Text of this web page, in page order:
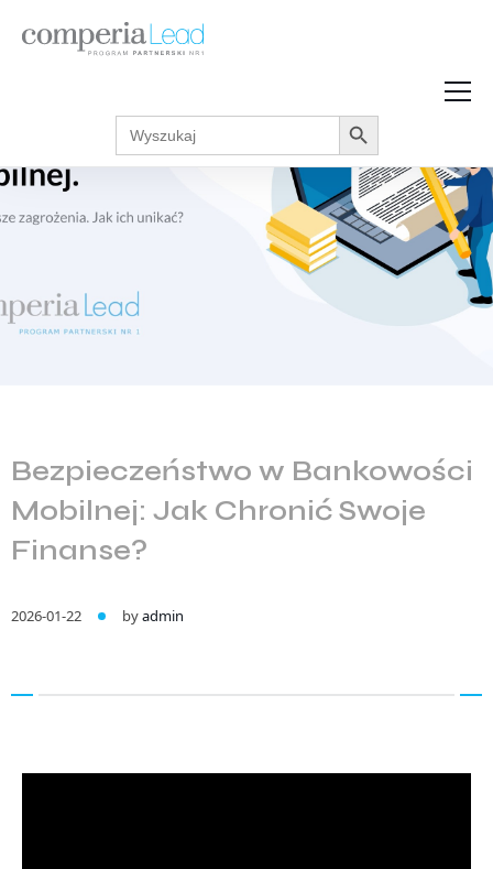
Strefa Wiedzy
Zarabiaj w internecie
Akcje promocyjne
Regulaminy
Search
for:
Search Button
Bezpieczeństwo w Bankowości
Mobilnej: Jak Chronić Swoje
Finanse?
2026-01-22 byadmin